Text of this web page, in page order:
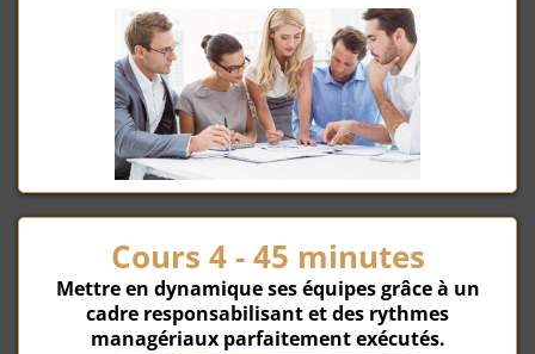
Cours 4 - 45 minutes
Mettre en dynamique ses équipes grâce à un
cadre responsabilisant et des rythmes
managériaux parfaitement exécutés.